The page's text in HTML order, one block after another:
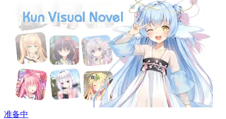
准备中